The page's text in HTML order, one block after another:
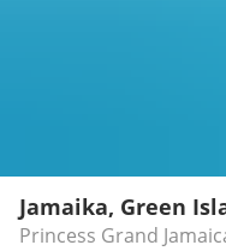
Jamaika, Green
Princess Grand